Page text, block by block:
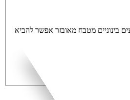
בינוניים מטבח מאובזר אפשר להביא